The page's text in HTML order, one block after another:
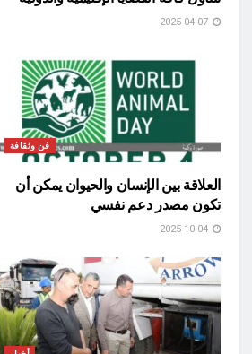
فن وثقافة
العلاقة بين الإنسان والحيوان يمكن أن
تكون مصدر دعم نفسي